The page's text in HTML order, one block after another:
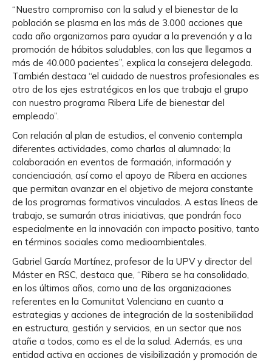
“Nuestro compromiso con la salud y el bienestar de la
población se plasma en las más de 3.000 acciones que
cada año organizamos para ayudar a la prevención y a la
promoción de hábitos saludables, con las que llegamos a
más de 40.000 pacientes”, explica la consejera delegada.
También destaca “el cuidado de nuestros profesionales es
otro de los ejes estratégicos en los que trabaja el grupo
con nuestro programa Ribera Life de bienestar del
empleado”.
Con relación al plan de estudios, el convenio contempla
diferentes actividades, como charlas al alumnado; la
colaboración en eventos de formación, información y
concienciación, así como el apoyo de Ribera en acciones
que permitan avanzar en el objetivo de mejora constante
de los programas formativos vinculados. A estas líneas de
trabajo, se sumarán otras iniciativas, que pondrán foco
especialmente en la innovación con impacto positivo, tanto
en términos sociales como medioambientales.
Gabriel García Martínez, profesor de la UPV y director del
Máster en RSC, destaca que, “Ribera se ha consolidado,
en los últimos años, como una de las organizaciones
referentes en la Comunitat Valenciana en cuanto a
estrategias y acciones de integración de la sostenibilidad
en estructura, gestión y servicios, en un sector que nos
atañe a todos, como es el de la salud. Además, es una
entidad activa en acciones de visibilización y promoción de